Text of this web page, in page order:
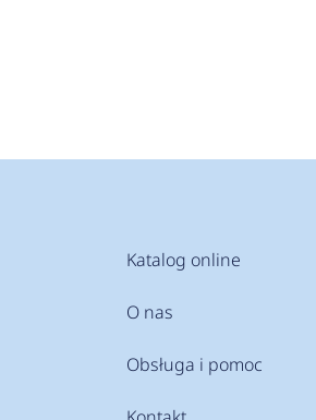
Katalog online
O nas
Obsługa i pomoc